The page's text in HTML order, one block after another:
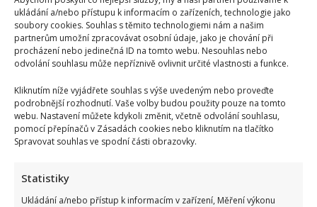
ukládání a/nebo přístupu k informacím o zařízeních, technologie jako
soubory cookies. Souhlas s těmito technologiemi nám a našim
partnerům umožní zpracovávat osobní údaje, jako je chování při
procházení nebo jedinečná ID na tomto webu. Nesouhlas nebo
odvolání souhlasu může nepříznivě ovlivnit určité vlastnosti a funkce.
Kliknutím níže vyjádřete souhlas s výše uvedeným nebo proveďte
podrobnější rozhodnutí. Vaše volby budou použity pouze na tomto
webu. Nastavení můžete kdykoli změnit, včetně odvolání souhlasu,
pomocí přepínačů v Zásadách cookies nebo kliknutím na tlačítko
Spravovat souhlas ve spodní části obrazovky.
Statistiky
Ukládání a/nebo přístup k informacím v zařízení, Měření výkonu
Nikol Bláhová